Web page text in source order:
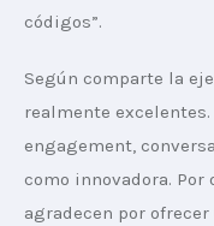
códigos”.
Según comparte la
realmente
engagement,
como innovadora.
agradecen por